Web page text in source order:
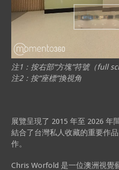
注1：按右部“方塊”符號（full
注2：按“座標”換視角
展覽呈現了 2015 年至 2026 年
結合了台灣私人收藏的重要作
作。
Chris Worfold 是一位澳洲視覺